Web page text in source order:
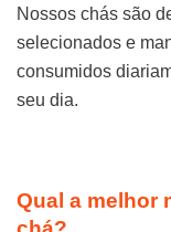
Nossos chás são
selecionados e
consumidos
seu dia.
Qual a melhor